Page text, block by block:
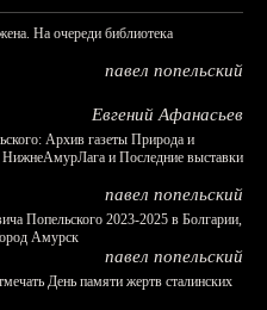
На очереди библиотека
павел попельский
Евгений Афанасьев
Архив газеты Природа и
НижнеАмурЛага и Последние выставки
павел попельский
Попельского 2023-2025 в Болгарии,
Амурск
павел попельский
День памяти жертв сталинских